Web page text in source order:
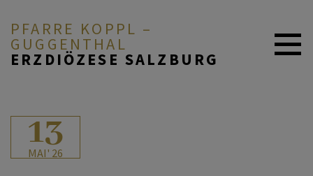
PFARRE KOPPL –
GUGGENTHAL
ERZDIÖZESE SALZBURG
GOTTEDIENSTORDNUNG
13
MAI' 26